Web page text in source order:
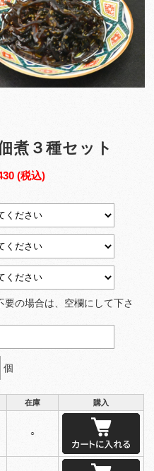
煮３種セット
(税込)
要の場合は、空欄にして下さ
個
在庫 購入
○